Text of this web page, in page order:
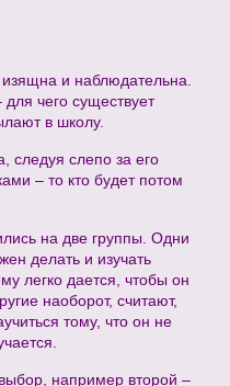
и наблюдательна.
чего существует
в школу.
следуя слепо за его
– то кто будет потом
на две группы. Одни
делать и изучать
легко дается, чтобы он
наоборот, считают,
тому, что он не
например второй –